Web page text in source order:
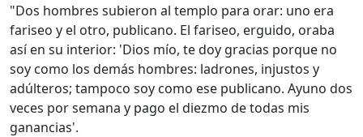
"Dos hombres subieron al templo para orar: uno era
fariseo y el otro, publicano. El fariseo, erguido, oraba
así en su interior: 'Dios mío, te doy gracias porque no
soy como los demás hombres: ladrones, injustos y
adúlteros; tampoco soy como ese publicano. Ayuno dos
veces por semana y pago el diezmo de todas mis
ganancias'.